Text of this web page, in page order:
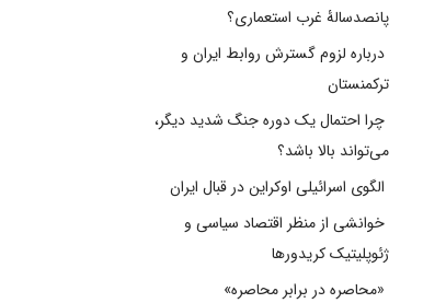
پانصدسالۀ غرب استعماری؟
درباره لزوم گسترش روابط ایران و
ترکمنستان
چرا احتمال یک دوره جنگ شدید دیگر،
می‌تواند بالا باشد؟
الگوی اسرائیلی اوکراین در قبال ایران
خوانشی از منظر اقتصاد سیاسی و
ژئوپلیتیک کریدورها
«محاصره در برابر محاصره»